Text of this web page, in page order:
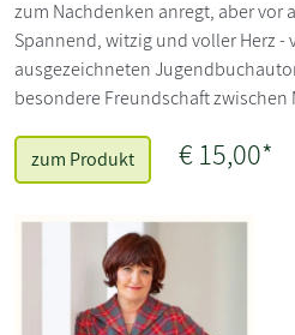
zum Nachdenken anregt, aber vor
Spannend, witzig und voller Herz -
ausgezeichneten
besondere Freundschaft zwischen
zum Produkt € 15,00*